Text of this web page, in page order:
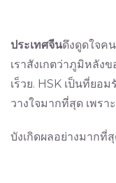
ประเทศจีนดึงดูดใจค
เราสังเกตว่าภูมิหลัง
เร็วย. HSK เป็นที่ยอ
วางใจมากที่สุด เพร
บังเกิดผลอย่างมากที่สุ